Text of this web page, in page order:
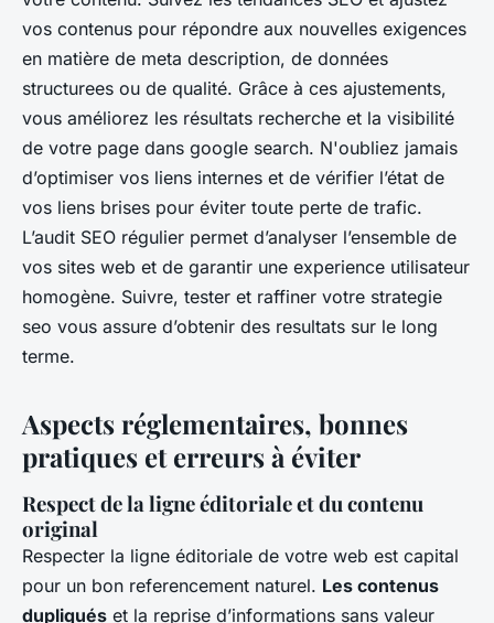
vos contenus pour répondre aux nouvelles exigences
en matière de meta description, de données
structurees ou de qualité. Grâce à ces ajustements,
vous améliorez les résultats recherche et la visibilité
de votre page dans google search. N'oubliez jamais
d’optimiser vos liens internes et de vérifier l’état de
vos liens brises pour éviter toute perte de trafic.
L’audit SEO régulier permet d’analyser l’ensemble de
vos sites web et de garantir une experience utilisateur
homogène. Suivre, tester et raffiner votre strategie
seo vous assure d’obtenir des resultats sur le long
terme.
Aspects réglementaires, bonnes
pratiques et erreurs à éviter
Respect de la ligne éditoriale et du contenu
original
Respecter la ligne éditoriale de votre web est capital
pour un bon referencement naturel. Les contenus
dupliqués et la reprise d’informations sans valeur